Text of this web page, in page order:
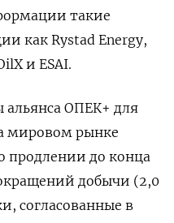
такие
как Rystad Energy,
и ESAI.
ОПЕК+ для
мировом рынке
продлении до конца
добычи (2,0
согласованные в